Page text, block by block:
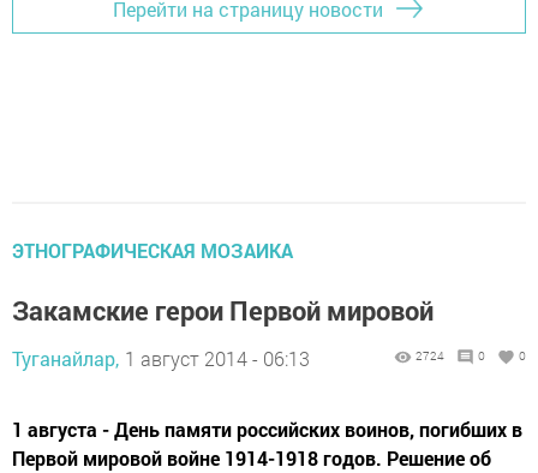
Перейти на страницу новости
ЭТНОГРАФИЧЕСКАЯ МОЗАИКА
Закамские герои Первой мировой
Туганайлар, 1 август 2014 - 06:13 2724 0 0
1 августа - День памяти российских воинов, погибших в
Первой мировой войне 1914-1918 годов. Решение об